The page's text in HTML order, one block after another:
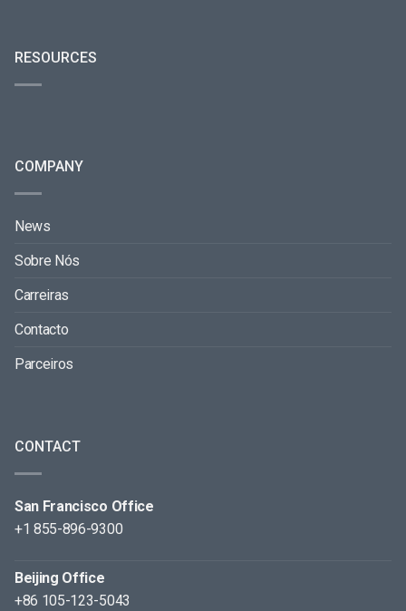
RESOURCES
COMPANY
News
Sobre Nós
Carreiras
Contacto
Parceiros
CONTACT
San Francisco Office
+1 855-896-9300
Beijing Office
+86 105-123-5043